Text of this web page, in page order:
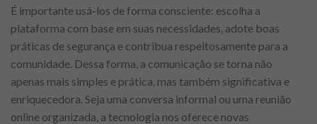
É importante usá-los de forma consciente: escolha a
plataforma com base em suas necessidades, adote boas
práticas de segurança e contribua respeitosamente para a
comunidade. Dessa forma, a comunicação se torna não
apenas mais simples e prática, mas também significativa e
enriquecedora. Seja uma conversa informal ou uma reunião
online organizada, a tecnologia nos oferece novas